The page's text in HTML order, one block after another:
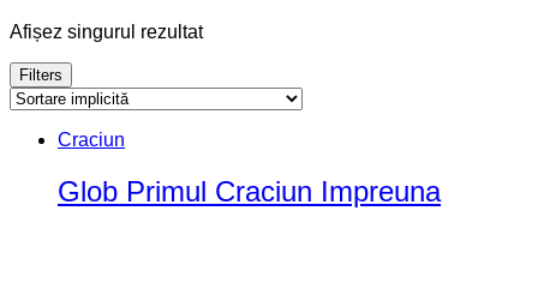
Afișez singurul rezultat
Filters
Craciun
Glob Primul Craciun Impreuna